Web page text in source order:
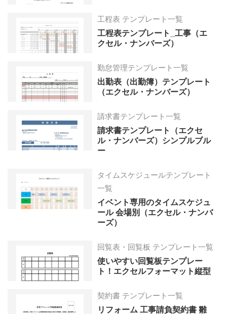
工程表 テンプレート一覧
工程表テンプレート_工事（エ
クセル・ナンバーズ）
勤怠管理テンプレート一覧
出勤表（出勤簿）テンプレート
（エクセル・ナンバーズ）
請求書テンプレート一覧
請求書テンプレート（エクセ
ル・ナンバーズ）シンプルブル
ー
タイムスケジュールテンプレート
一覧
イベント専用のタイムスケジュ
ール 会場別（エクセル・ナンバ
ーズ）
回覧表・回覧板 テンプレート一覧
使いやすい回覧板テンプレー
ト！エクセルフォーマット縦型
契約書 テンプレート一覧
リフォーム 工事請負契約書 雛